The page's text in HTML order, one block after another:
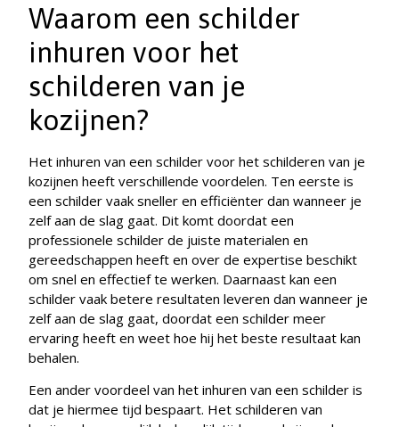
Waarom een schilder
inhuren voor het
schilderen van je
kozijnen?
Het inhuren van een schilder voor het schilderen van je
kozijnen heeft verschillende voordelen. Ten eerste is
een schilder vaak sneller en efficiënter dan wanneer je
zelf aan de slag gaat. Dit komt doordat een
professionele schilder de juiste materialen en
gereedschappen heeft en over de expertise beschikt
om snel en effectief te werken. Daarnaast kan een
schilder vaak betere resultaten leveren dan wanneer je
zelf aan de slag gaat, doordat een schilder meer
ervaring heeft en weet hoe hij het beste resultaat kan
behalen.
Een ander voordeel van het inhuren van een schilder is
dat je hiermee tijd bespaart. Het schilderen van